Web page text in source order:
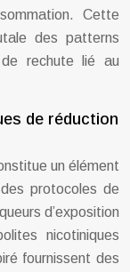
Cette
des patterns
rechute lié au
de réduction
un élément
protocoles de
d’exposition
nicotiniques
fournissent des